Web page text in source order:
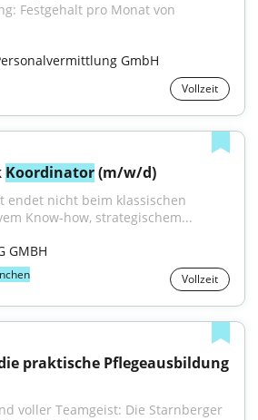
Festgehalt pro Monat von
GmbH
Vollzeit
Koordinator (m/w/d)
endet nicht beim klassischen
Know-how, strategischem...
GMBH
Vollzeit
praktische Pflegeausbildung
voller Teamgeist: Die Starnberger